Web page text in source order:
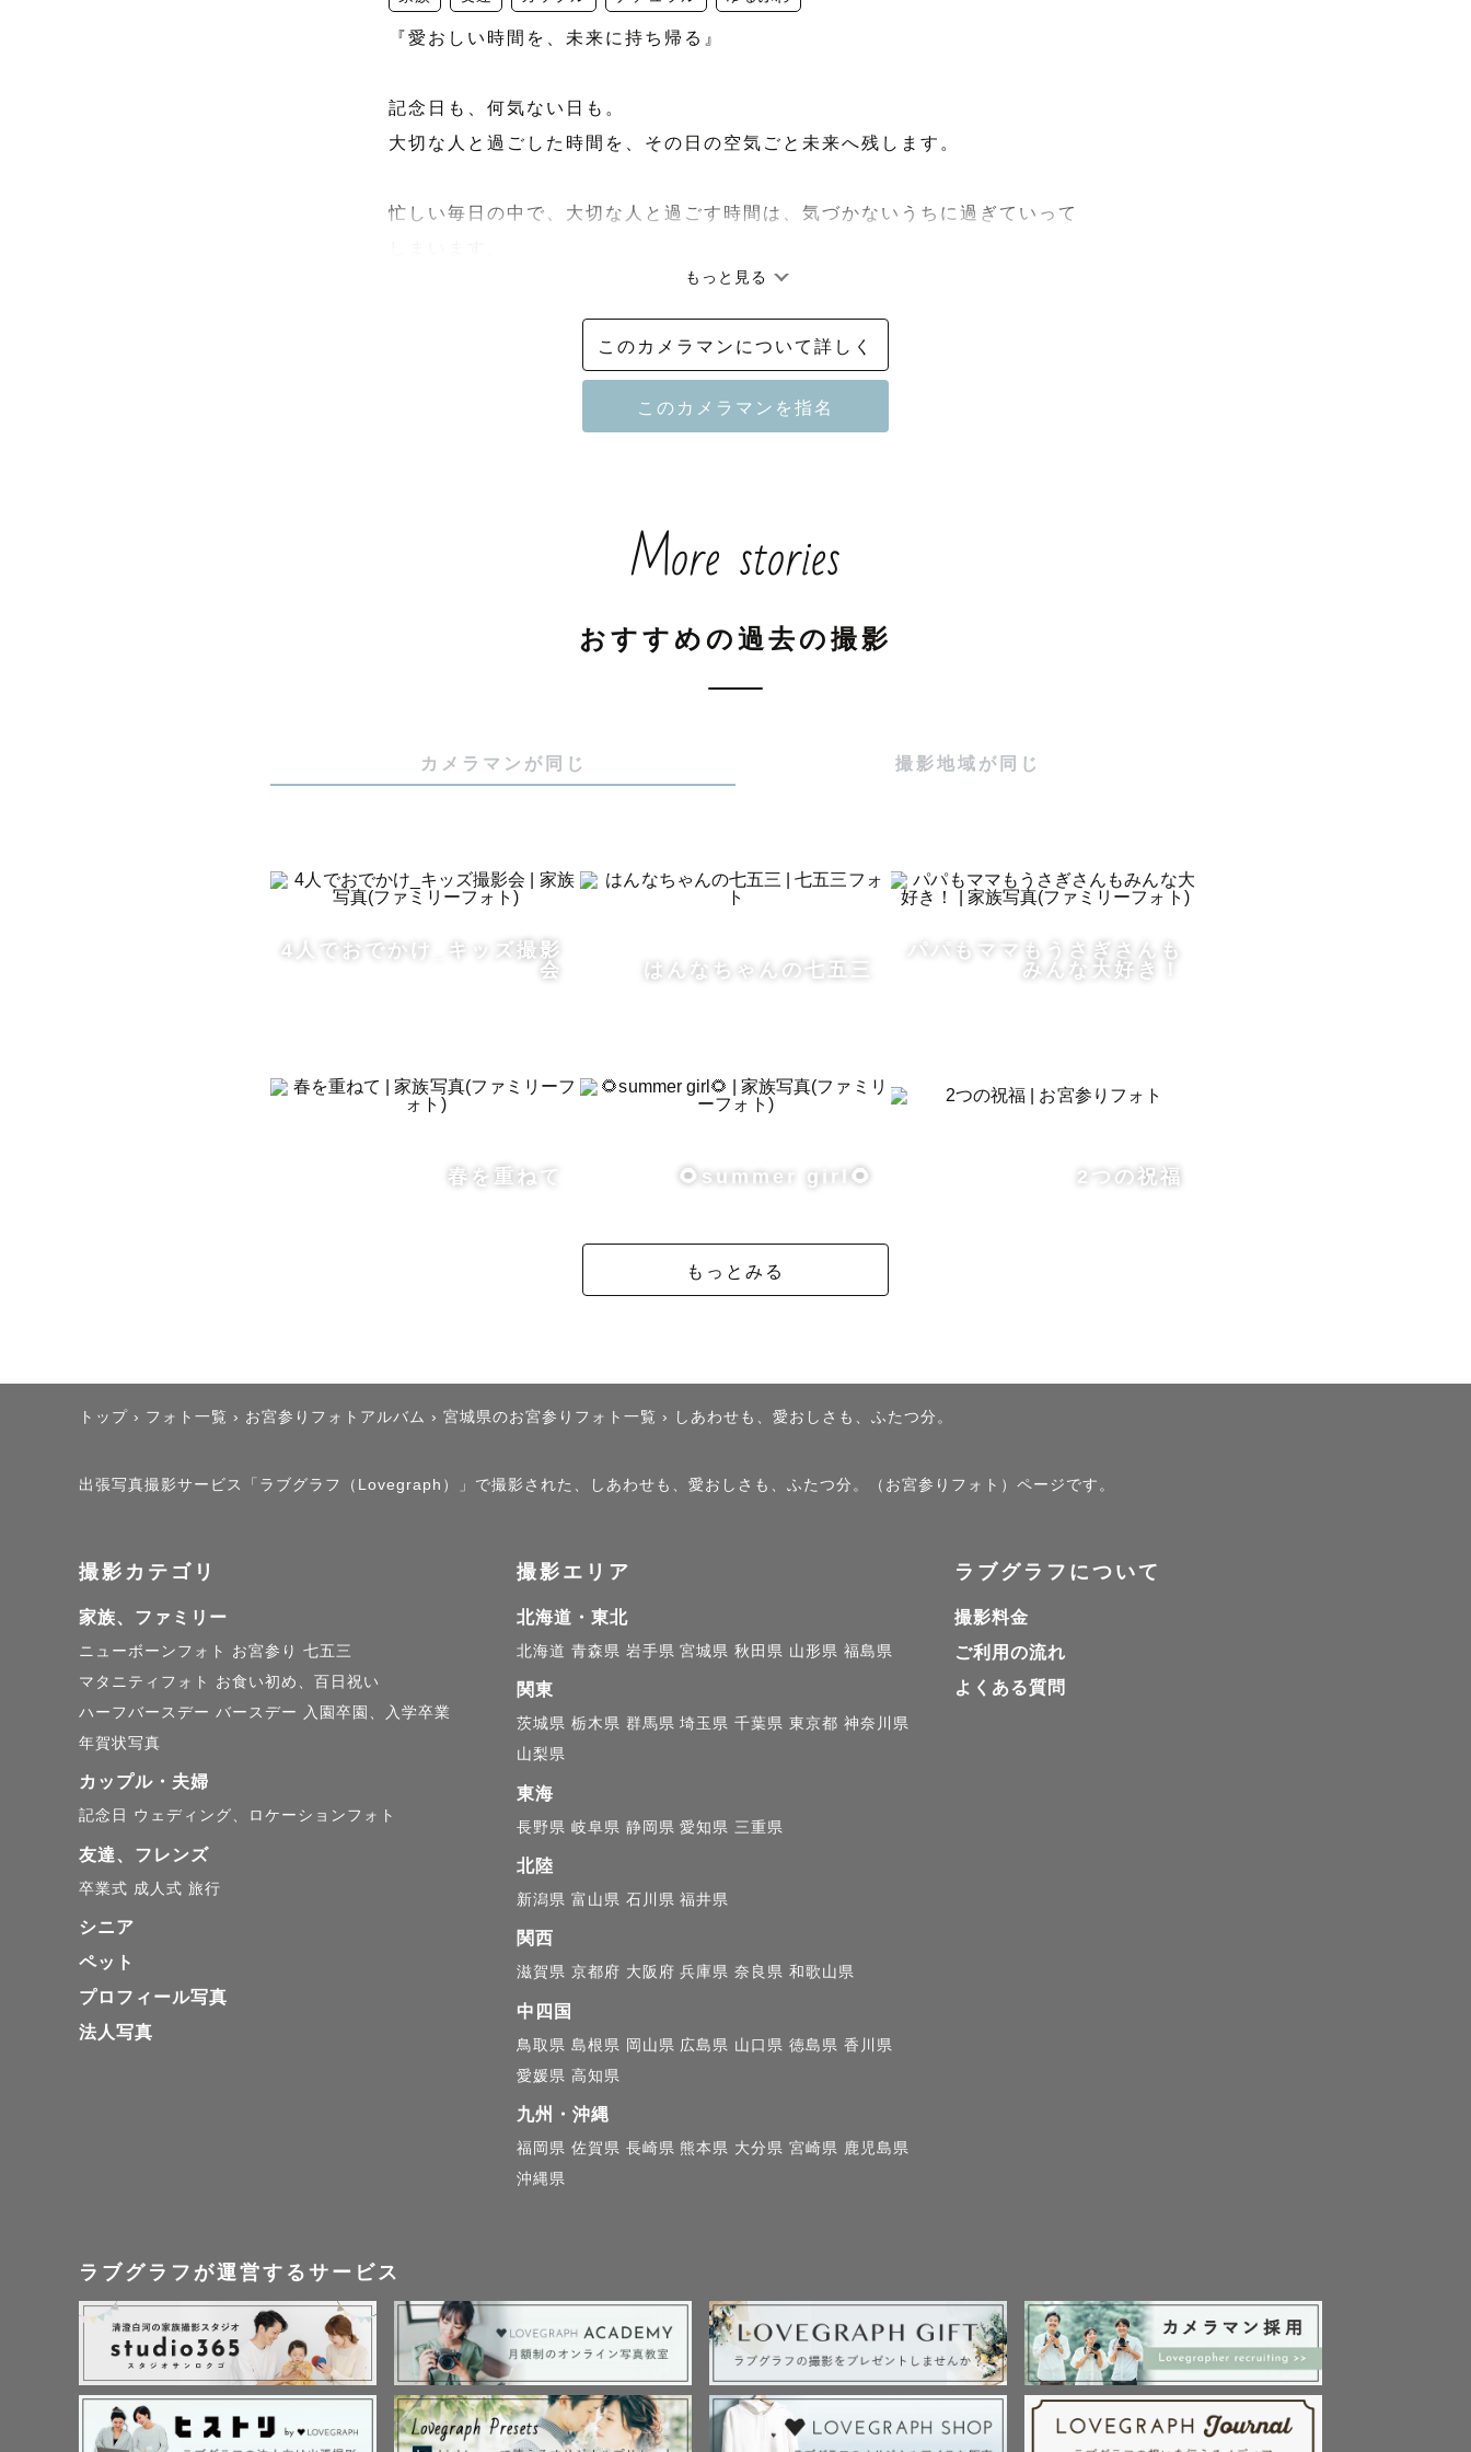
『愛おしい時間を、未来に持ち帰る』
記念日も、何気ない日も。
大切な人と過ごした時間を、その日の空気ごと未来へ残します。
忙しい毎日の中で、大切な人と過ごす時間は、気づかないうちに過ぎていって
だからこそ、その日にしかない表情や空気感、その場に流れていた時間ごと、
撮影していることを忘れてしまうくらい自然なひとときを大切にしながら、み
なさまの大切な人との時間にそっと寄り添う撮影を行います。
肩肘張らず、いつものみなさまでお越しください♪
🍀 撮られていることを忘れるような撮影時間
🍀 その日らしさをぎゅっと一冊に
【①撮影への想い】
な」と感じることはありませんか？
で、「あ、いま良い表情してたな」「この瞬間が続けばいいな」と思った時
に、その瞬間を写真として残したいと思ったことがきっかけでした。
ていると思っています。
「いつの間にこんな素敵な瞬間があったんだろう」
【②撮影に関して】
そんな撮影時間を大切にしています。
写真を撮られ慣れていない方もご安心ください！集合写真などのマストカット
もしっかり大切にしながら、その日だからこそ生まれる自然な表情や仕草も逃
さず残していきます。
写真を見返した時に、
「この時間、楽しかったね」
「私たちらしいね」
そう思っていただけるような写真をお届けします♪
【③撮影ジャンルについて】
🍀ファミリー撮影🍀
お子さまと遊びながら楽しく撮影いたします♪
七五三やお宮参りについては、集合写真等ご参加された皆様全員のお顔がわか
将来、お子さまが写真でその日のことを思い出した時に、ご家族と過ごした時
間や記憶をやさしく思い出してくれるような写真をお届けします。
🍀カップル・ウェデイング・フレンド撮影🍀
もっと見る
このカメラマンについて詳しく
More stories
おすすめの過去の撮影
カメラマンが同じ 撮影地域が同じ
4人でおでかけ_キッズ撮影
会
はんなちゃんの七五三
パパもママもうさぎさんも
みんな大好き！
春を重ねて 🌻summer girl🌻 2つの祝福
もっとみる
トップ › フォト一覧 › お宮参りフォトアルバム › 宮城県のお宮参りフォト一覧 › しあわせも、愛おしさも、ふたつ分。
出張写真撮影サービス「ラブグラフ（Lovegraph）」で撮影された、しあわせも、愛おしさも、ふたつ分。（お宮参りフォト）ページです。
撮影カテゴリ
家族、ファミリー
ニューボーンフォト お宮参り 七五三
マタニティフォト
お食い初め、百日祝い
ハーフバースデー バースデー
入園卒園、入学卒業
年賀状写真
カップル・夫婦
記念日 ウェディング、ロケーションフォト
友達、フレンズ
卒業式 成人式 旅行
シニア
ペット
プロフィール写真
法人写真
撮影エリア
北海道・東北
北海道 青森県 岩手県 宮城県 秋田県 山形県 福島県
関東
茨城県 栃木県 群馬県 埼玉県 千葉県 東京都 神奈川県
山梨県
東海
長野県 岐阜県 静岡県 愛知県 三重県
北陸
新潟県 富山県 石川県 福井県
関西
滋賀県 京都府 大阪府 兵庫県 奈良県 和歌山県
中四国
鳥取県 島根県 岡山県 広島県 山口県 徳島県 香川県
愛媛県 高知県
九州・沖縄
福岡県 佐賀県 長崎県 熊本県 大分県 宮崎県 鹿児島県
沖縄県
ラブグラフについて
撮影料金
ご利用の流れ
よくある質問
ラブグラフが運営するサービス